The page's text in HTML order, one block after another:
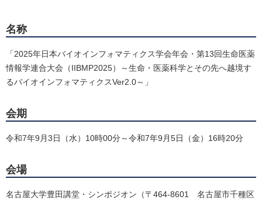
名称
「2025年日本バイオインフォマティクス学会年会・第13回生命医薬
情報学連合大会（IIBMP2025）～生命・医薬科学とその先へ越境す
るバイオインフォマティクスVer2.0～」
会期
令和7年9月3日（水）10時00分～令和7年9月5日（金）16時20分
会場
名古屋大学豊田講堂・シンポジオン（〒464-8601 名古屋市千種区